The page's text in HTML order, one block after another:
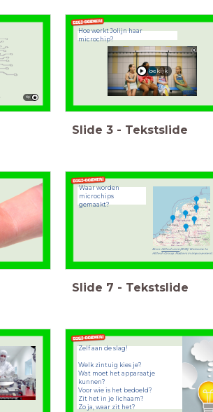
tip
Hoe werkt Jolijn haar
microchip?
bekijk
Slide 3 - Tekstslide
Waar worden
microchips
gemaakt?
Bron:Hittech.com(2025). Welcome to
Hittech Group. Masters in improvement.
Slide 7 - Tekstslide
Zelf aan de slag!
Welk zintuig kies je?
Wat moet het apparaatje
kunnen?
Voor wie is het bedoeld?
Zit het in je lichaam?
Zo ja, waar zit het?